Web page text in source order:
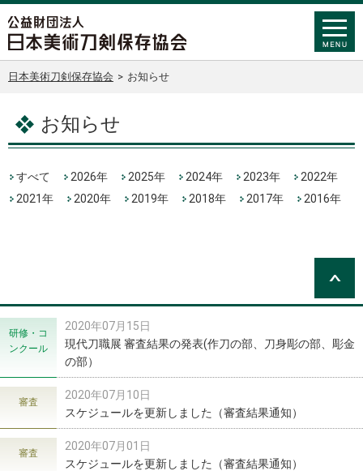
日本美術刀剣保存協会 > お知らせ
お知らせ
すべて 2026年 2025年 2024年 2023年
2022年
2021年
2020年 2019年 2018年 2017年 2016年
2020年07月15日
研修・コ
ンクール
現代刀職展 審査結果の発表(作刀の部、刀身彫の部、彫金
の部）
2020年07月10日
審査
スケジュールを更新しました（審査結果通知）
2020年07月01日
審査
スケジュールを更新しました（審査結果通知）